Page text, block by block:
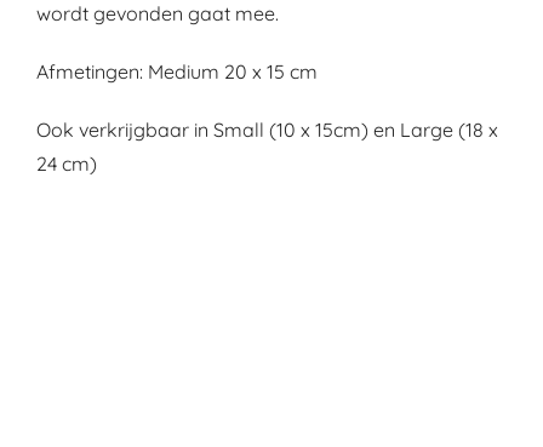
wordt gevonden gaat mee.
Afmetingen: Medium 20 x 15 cm
Ook verkrijgbaar in Small (10 x 15cm) en Large (18 x
24 cm)